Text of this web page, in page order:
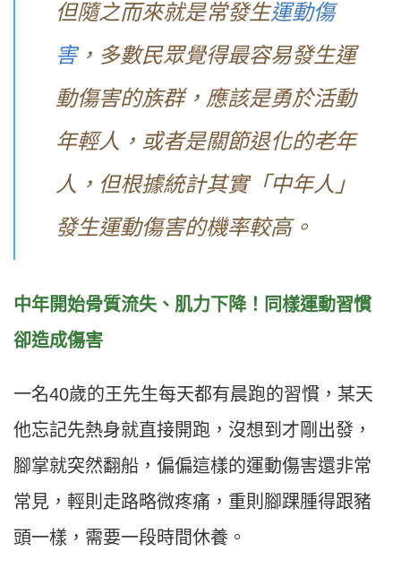
但隨之而來就是常發生運動傷
害，多數民眾覺得最容易發生運
動傷害的族群，應該是勇於活動
年輕人，或者是關節退化的老年
人，但根據統計其實「中年人」
發生運動傷害的機率較高。
中年開始骨質流失、肌力下降！同樣運動習慣
卻造成傷害
一名40歲的王先生每天都有晨跑的習慣，某天
他忘記先熱身就直接開跑，沒想到才剛出發，
腳掌就突然翻船，偏偏這樣的運動傷害還非常
常見，輕則走路略微疼痛，重則腳踝腫得跟豬
頭一樣，需要一段時間休養。